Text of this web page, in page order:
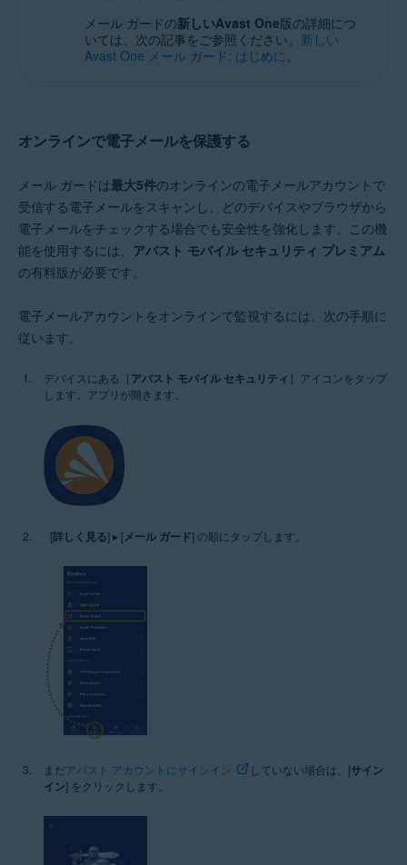
メール ガードの新しいAvast One版の詳細につ
いては、次の記事をご参照ください。 新しい
Avast One メール ガード: はじめに。
オンラインで電子メールを保護する
メール ガードは最大5件のオンラインの電子メールアカウントで
受信する電子メールをスキャンし、どのデバイスやブラウザから
電子メールをチェックする場合でも安全性を強化します。この機
能を使用するには、 アバスト モバイル セキュリティ プレミアム
の有料版が必要です。
電子メールアカウントをオンラインで監視するには、次の手順に
従います。
デバイスにある［ アバスト モバイル セキュリティ ］アイコンをタップ
します。アプリが開きます。
[詳しく見る] ▸ [メール ガード] の順にタップします。
まだアバスト アカウントにサインイン していない場合は、[サイン
イン] をクリックします。